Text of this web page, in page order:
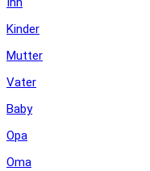
Kinder
Mutter
Vater
Baby
Opa
Oma